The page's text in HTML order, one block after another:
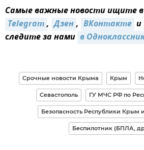
Самые важные новости ищите
Telegram, Дзен, ВКонтакте и
следите за нами в
Срочные новости Крыма Крым
Севастополь ГУ МЧС РФ по
Безопасность Республики Крым
Беспилотник (БПЛА,